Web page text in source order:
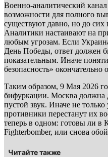
Военно-аналитический
возможности для полного
существуют давно, но до
Аналитики настаивают на
любым угрозам. Если
День Победы, ответ должен
показательным. Иначе
безопасность» окончательно
Таким образом, 9 Мая 2026
бифуркации. Москва должна
пустой звук. Иначе не
противники перестанут их
теперь в одном: готовы ли в
Fighterbomber, или снова
Читайте также